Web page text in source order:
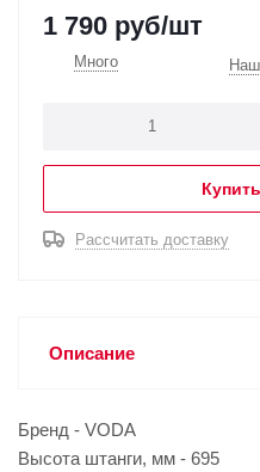
1 790 руб/шт
Много
Рассчитать доставку
Описание
Бренд - VODA
Высота штанги, мм - 695